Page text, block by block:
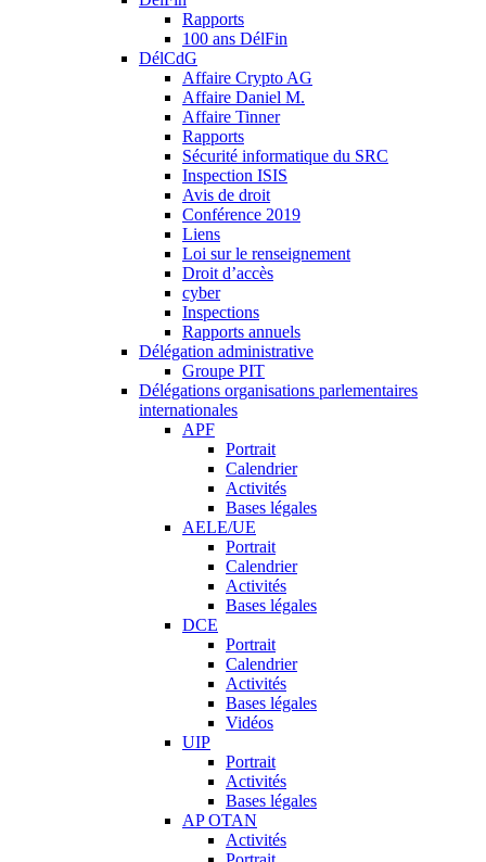
Rapports
100 ans DélFin
DélCdG
Affaire Crypto AG
Affaire Daniel M.
Affaire Tinner
Rapports
Sécurité informatique du SRC
Inspection ISIS
Avis de droit
Conférence 2019
Liens
Loi sur le renseignement
Droit d’accès
cyber
Inspections
Rapports annuels
Délégation administrative
Groupe PIT
Délégations organisations parlementaires
internationales
APF
Portrait
Calendrier
Activités
Bases légales
AELE/UE
Portrait
Calendrier
Activités
Bases légales
DCE
Portrait
Calendrier
Activités
Bases légales
Vidéos
UIP
Portrait
Activités
Bases légales
AP OTAN
Activités